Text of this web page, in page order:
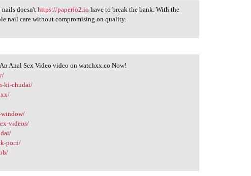
nails doesn'thttps://paperio2.io have to break the bank. With the
nail care without compromising on quality.
Anal Sex Video video on watchxx.co Now!
ki-chudai/
window/
videos/
porn/